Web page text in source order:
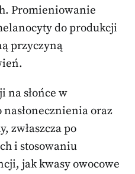
Promieniowanie
do produkcji
przyczyną
na słońce w
nasłonecznienia oraz
zwłaszcza po
i stosowaniu
jak kwasy owocowe